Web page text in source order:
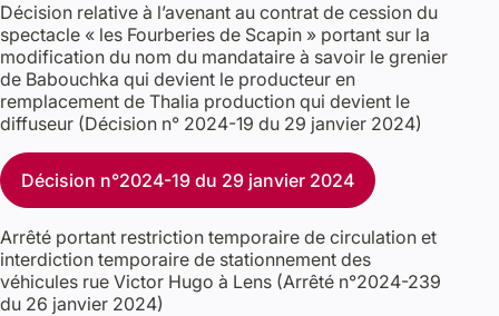
Décision relative à l’avenant au contrat de cession du
spectacle « les Fourberies de Scapin » portant sur la
modification du nom du mandataire à savoir le grenier
de Babouchka qui devient le producteur en
remplacement de Thalia production qui devient le
diffuseur (Décision n° 2024-19 du 29 janvier 2024)
Décision n°2024-19 du 29 janvier 2024
Arrêté portant restriction temporaire de circulation et
interdiction temporaire de stationnement des
véhicules rue Victor Hugo à Lens (Arrêté n°2024-239
du 26 janvier 2024)